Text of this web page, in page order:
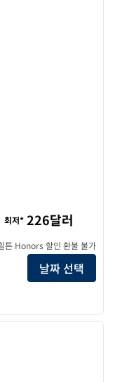
최저* 226달러
튼 Honors 할인 환불 불가
날짜 선택
1/12
다음